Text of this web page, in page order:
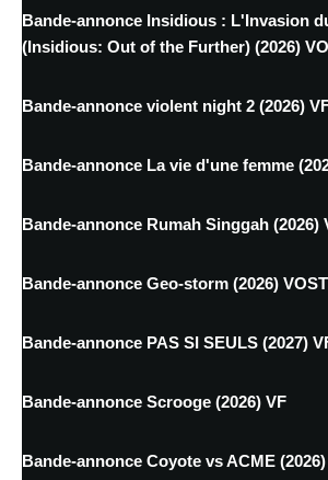
Bande-annonce Insidious : L'Invasion
(Insidious: Out of the Further) (2026)
Bande-annonce violent night 2 (2026)
Bande-annonce La vie d'une femme
Bande-annonce Rumah Singgah (2026)
Bande-annonce Geo-storm (2026)
Bande-annonce PAS SI SEULS (2027)
Bande-annonce Scrooge (2026) VF
Bande-annonce Coyote vs ACME